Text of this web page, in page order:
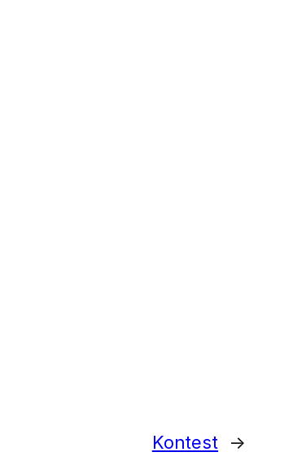
Kontest →